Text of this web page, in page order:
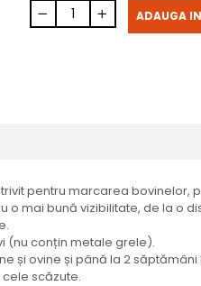
ADAUGA
pentru marcarea bovinelor,
mai bună vizibilitate, de la o
(nu conțin metale grele).
și ovine și până la 2 săptămâni
scăzute.